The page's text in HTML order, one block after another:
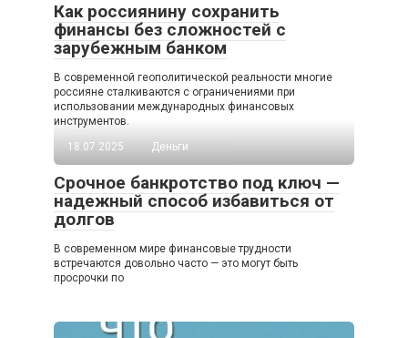
Как россиянину сохранить
финансы без сложностей с
зарубежным банком
В современной геополитической реальности многие
россияне сталкиваются с ограничениями при
использовании международных финансовых
инструментов.
18.07.2025
Деньги
Срочное банкротство под ключ —
надежный способ избавиться от
долгов
В современном мире финансовые трудности
встречаются довольно часто — это могут быть
просрочки по